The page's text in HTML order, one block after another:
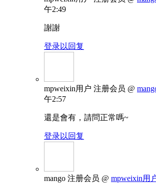
午2:49
謝謝
登录以回复
mpweixin用户 注册会员 @
午2:57
還是會有，請問正常嗎~
登录以回复
mango 注册会员 @ mpweixin用